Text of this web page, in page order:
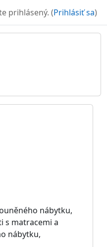
prihlásený. (Prihlásiť sa)
nábytku,
s matracemi a
nábytku,